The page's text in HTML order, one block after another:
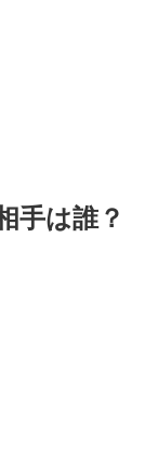
手は誰？